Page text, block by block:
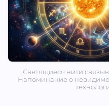
Светящиеся нити
Напоминание о